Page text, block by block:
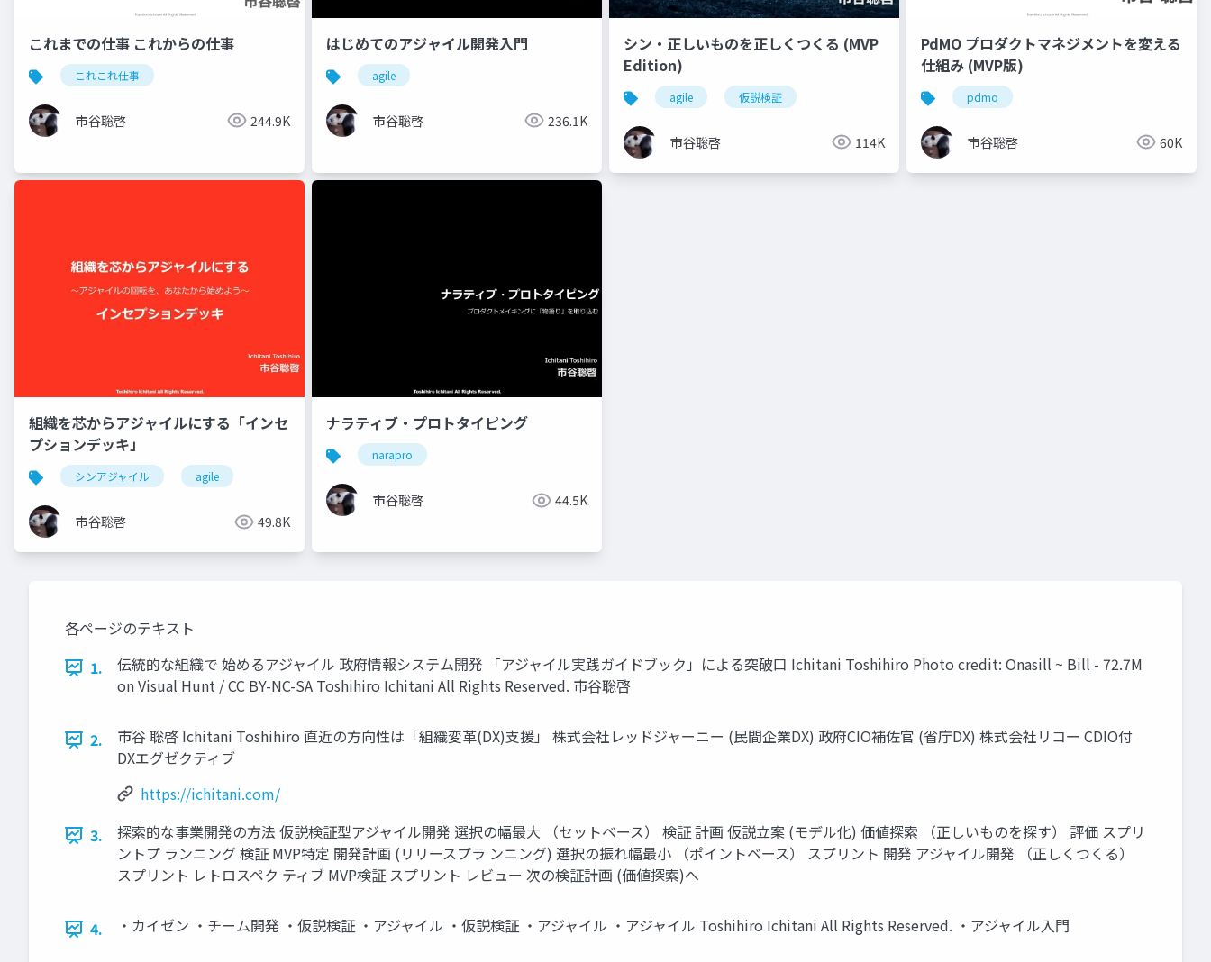
これまでの仕事 これからの仕事
これこれ仕事
市谷聡啓 244.9K
はじめてのアジャイル開発入門
agile
市谷聡啓 236.1K
シン・正しいものを正しくつくる (MVP
Edition)
agile 仮説検証
市谷聡啓 114K
PdMO プロダクトマネジメントを変える
仕組み (MVP版)
pdmo
市谷聡啓 60K
組織を芯からアジャイルにする「インセ
プションデッキ」
シンアジャイル agile
市谷聡啓 49.8K
ナラティブ・プロトタイピング
narapro
市谷聡啓 44.5K
各ページのテキスト
1.
伝統的な組織で 始めるアジャイル 政府情報システム開発 「アジャイル実践ガイドブック」による突破⼝ Ichitani Toshihiro Photo credit: Onasill ~ Bill - 72.7M
on Visual Hunt / CC BY-NC-SA Toshihiro Ichitani All Rights Reserved. 市⾕聡啓
2.
市⾕ 聡啓 Ichitani Toshihiro 直近の⽅向性は「組織変⾰(DX)⽀援」 株式会社レッドジャーニー (⺠間企業DX) 政府CIO補佐官 (省庁DX) 株式会社リコー CDIO付
DXエグゼクティブ
https://ichitani.com/
3.
探索的な事業開発の⽅法 仮説検証型アジャイル開発 選択の幅最⼤ （セットベース） 検証 計画 仮説⽴案 (モデル化) 価値探索 （正しいものを探す） 評価 スプリ
ントプ ランニング 検証 MVP特定 開発計画 (リリースプラ ンニング) 選択の振れ幅最⼩ （ポイントベース） スプリント 開発 アジャイル開発 （正しくつくる）
スプリント レトロスペク ティブ MVP検証 スプリント レビュー 次の検証計画 (価値探索)へ
4. ・カイゼン ・チーム開発 ・仮説検証 ・アジャイル ・仮説検証 ・アジャイル ・アジャイル Toshihiro Ichitani All Rights Reserved. ・アジャイル⼊⾨